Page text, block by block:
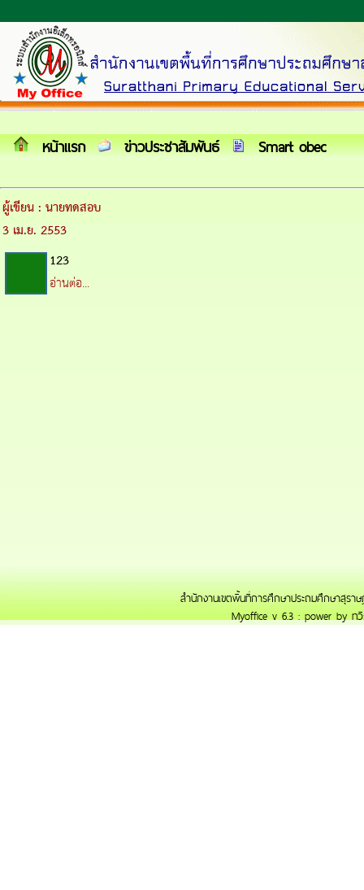
หน้าแรก ข่าวประชาสัมพันธ์ Smart obec
ผู้เขียน : นายทดสอบ
3 เม.ย. 2553
123
อ่านต่อ...
สำนักงานเขตพื้นที่การศึกษาประถมศึกษาสุรา
Myoffice v 6.3 : power by ท